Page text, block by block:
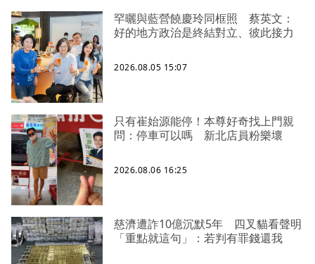
罕曬與藍營饒慶玲同框照 蔡英文：
好的地方政治是終結對立、彼此接力
2026.08.05 15:07
只有崔始源能停！本尊好奇找上門親
問：停車可以嗎 新北店員粉樂壞
2026.08.06 16:25
慈濟遭詐10億沉默5年 四叉貓看聲明
「重點就這句」：若判有罪錢還我